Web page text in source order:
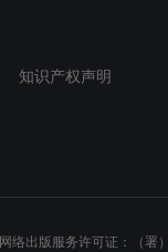
知识产权声明
网络出版服务许可证：（署